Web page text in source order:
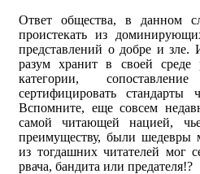
Ответ общества, в данном
проистекать из
представлений о добре и зле.
разум хранит в своей среде
категории,
сертифицировать стандарты
Вспомните, еще совсем
самой читающей нацией,
преимуществу, были шедевры
из тогдашних читателей мог
рвача, бандита или предателя!?